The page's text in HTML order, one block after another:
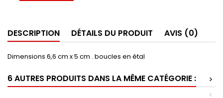
DESCRIPTION DÉTAILS DU PRODUIT AVIS (0)
Dimensions 6,6 cm x 5 cm . boucles en étal
6 AUTRES PRODUITS DANS LA MÊME CATÉGORIE :
>
<